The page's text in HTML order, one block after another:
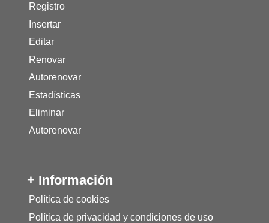
Registro
Insertar
Editar
Renovar
Autorenovar
Estadísticas
Eliminar
Autorenovar
+ Información
Política de cookies
Política de privacidad y condiciones de uso